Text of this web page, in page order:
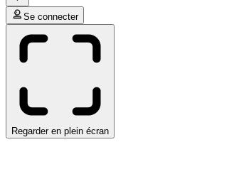
Se connecter
Regarder en plein écran